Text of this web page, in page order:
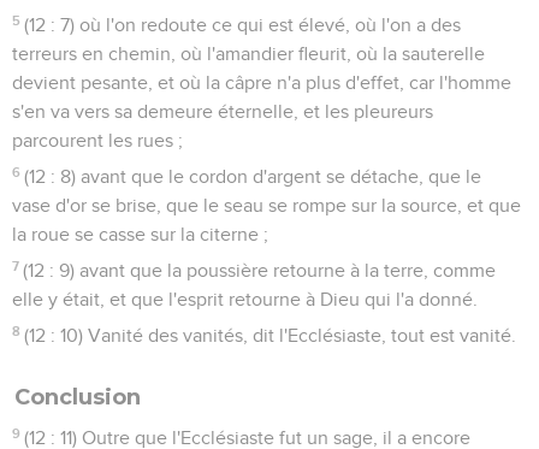
5 (12 : 7) où l'on redoute ce qui est élevé, où l'on a des
terreurs en chemin, où l'amandier fleurit, où la sauterelle
devient pesante, et où la câpre n'a plus d'effet, car l'homme
s'en va vers sa demeure éternelle, et les pleureurs
parcourent les rues ;
6 (12 : 8) avant que le cordon d'argent se détache, que le
vase d'or se brise, que le seau se rompe sur la source, et que
la roue se casse sur la citerne ;
7 (12 : 9) avant que la poussière retourne à la terre, comme
elle y était, et que l'esprit retourne à Dieu qui l'a donné.
8 (12 : 10) Vanité des vanités, dit l'Ecclésiaste, tout est vanité.
Conclusion
9 (12 : 11) Outre que l'Ecclésiaste fut un sage, il a encore